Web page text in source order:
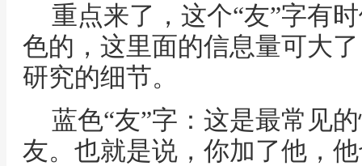
重点来了，这个“友”字有
色的，这里面的信息量可大
研究的细节。
蓝色“友”字：这是最常见
友。也就是说，你加了他，